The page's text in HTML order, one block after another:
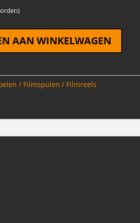
AAN WINKELWAGEN
/ Filmspulen / Filmreels